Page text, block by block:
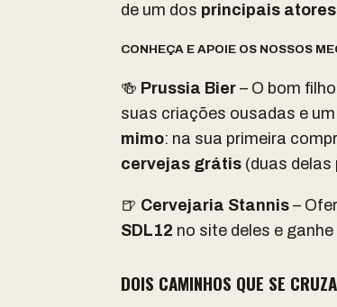
de um dos principais atores
CONHEÇA E APOIE OS NOSSOS
🍻 Prussia Bier – O bom
suas criações ousadas e
mimo: na sua primeira
cervejas grátis (duas delas
🍺 Cervejaria Stannis –
SDL12 no site deles e ganhe
DOIS CAMINHOS QUE SE